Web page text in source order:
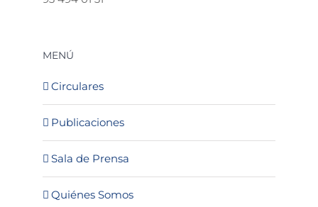
MENÚ
Circulares
Publicaciones
Sala de Prensa
Quiénes Somos